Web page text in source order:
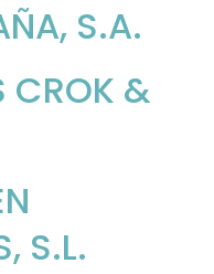
S.A.
CROK &
S.L.